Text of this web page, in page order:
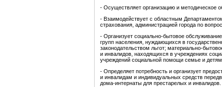
- Осуществляет организацию и методическое
- Взаимодействует с областным
страхования, администрацией города по
- Организует социально-бытовое
групп населения, нуждающихся в
законодательством льгот; материально-
и инвалидов, находящихся в учреждениях
учреждений социальной помощи семье и
- Определяет потребность и организует
и инвалидам и индивидуальных средств
дома-интернаты для престарелых и инвалидов.